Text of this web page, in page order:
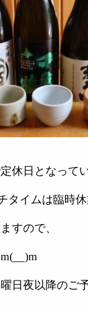
休日となって
タイムは臨時
すので、
日夜以降のご